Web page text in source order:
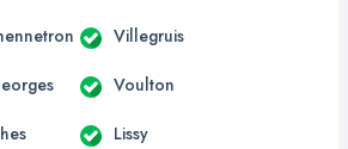
Villegruis
Voulton
Lissy